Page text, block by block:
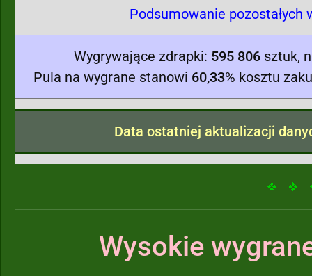
Podsumowanie pozostałych
Wygrywające zdrapki: 595 806sztuk,
Pula na wygrane stanowi 60,33% kosztu
Data ostatniej aktualizacji
Wysokie